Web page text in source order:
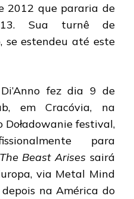
2012 que pararia de
Sua turnê de
se estendeu até este
fez dia 9 de
em Cracóvia, na
Doładowanie festival,
para
The Beast Arises sairá
via Metal Mind
na América do